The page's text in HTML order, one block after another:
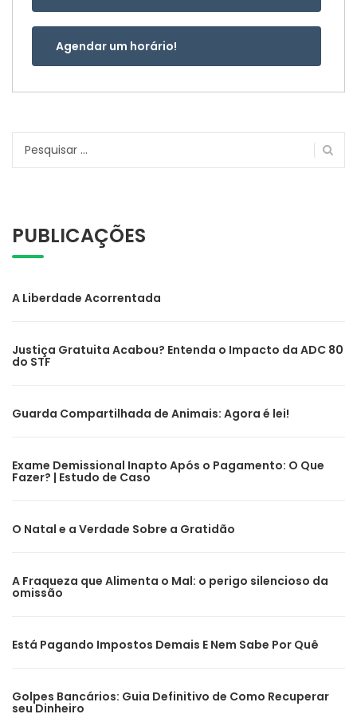
Agendar um horário!
Pesquisar
PUBLICAÇÕES
A Liberdade Acorrentada
Justiça Gratuita Acabou? Entenda o Impacto da ADC 80
do STF
Guarda Compartilhada de Animais: Agora é lei!
Exame Demissional Inapto Após o Pagamento: O Que
Fazer? | Estudo de Caso
O Natal e a Verdade Sobre a Gratidão
A Fraqueza que Alimenta o Mal: o perigo silencioso da
omissão
Está Pagando Impostos Demais E Nem Sabe Por Quê
Golpes Bancários: Guia Definitivo de Como Recuperar
seu Dinheiro